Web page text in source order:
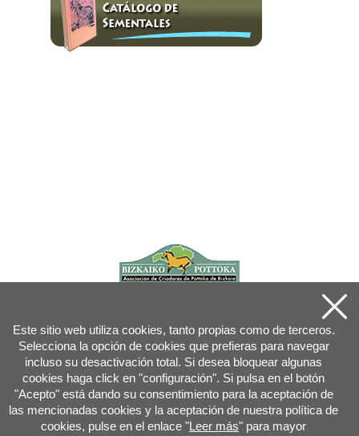
Este sitio web utiliza cookies, tanto propias como de terceros.
Selecciona la opción de cookies que prefieras para navegar
incluso su desactivación total. Si desea bloquear algunas
cookies haga click en "configuración". Si pulsa en el botón
"Acepto" está dando su consentimiento para la aceptación de
las mencionadas cookies y la aceptación de nuestra política de
cookies, pulse en el enlace "Leer más" para mayor